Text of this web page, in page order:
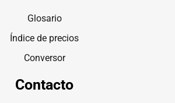
Glosario
Índice de precios
Conversor
Contacto